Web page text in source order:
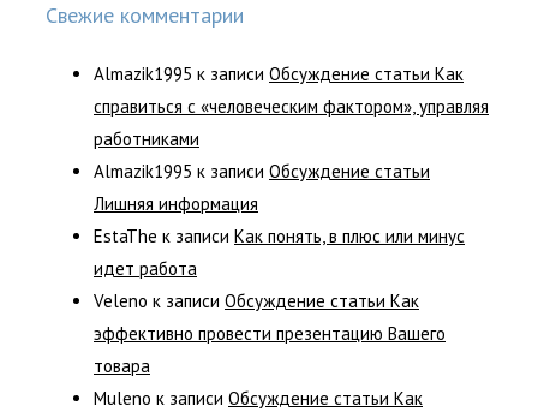
Свежие комментарии
Almazik1995 к записи Обсуждение статьи Как
справиться с «человеческим фактором», управляя
работниками
Almazik1995 к записи Обсуждение статьи
Лишняя информация
EstaThe к записи Как понять, в плюс или минус
идет работа
Veleno к записи Обсуждение статьи Как
эффективно провести презентацию Вашего
товара
Muleno к записи Обсуждение статьи Как